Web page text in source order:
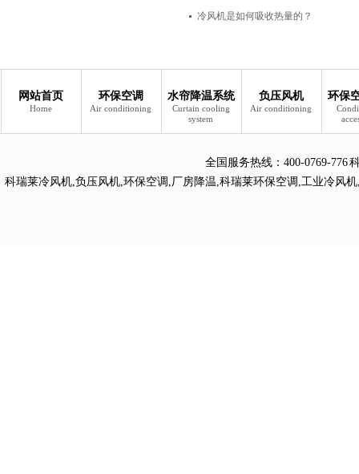
冷风机是如何吸收热量的？
网站首页
Home
环保空调
Air conditioning
水帘降温系统
Curtain cooling
system
负压风机
Air conditioning
环保
全国服务热线： 400-0769-776
科瑞莱冷风机,负压风机,环保空调 ,厂房降温,科瑞莱环保空调 ,工业冷风机